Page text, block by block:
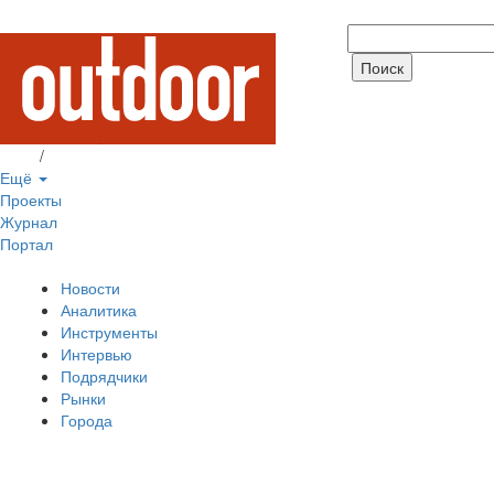
/
Ещё
Проекты
Журнал
Портал
Новости
Аналитика
Инструменты
Интервью
Подрядчики
Рынки
Города